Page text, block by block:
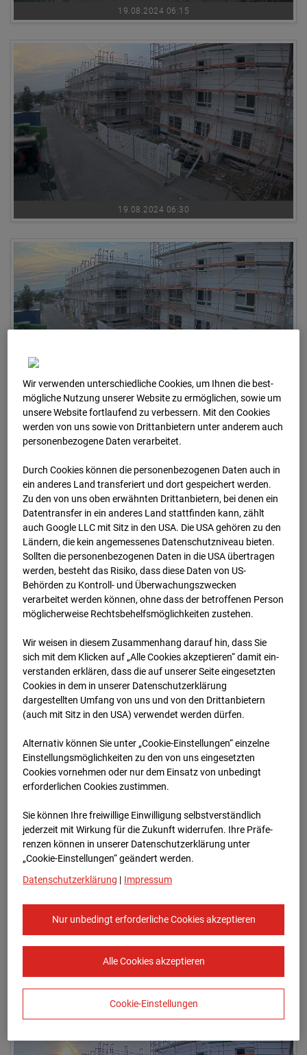
19.08.2024 06:15
19.08.2024 06:30
19.08.2024 06:45
19.08.2024 07:00
19.08.2024 07:30
Wir verwenden unterschiedliche Cookies, um Ihnen die best­
mögliche Nutzung unserer Website zu ermöglichen, sowie um
unsere Website fortlaufend zu verbessern. Mit den Cookies
werden von uns sowie von Drittanbietern unter anderem auch
personenbezogene Daten verarbeitet.
Durch Cookies können die personenbezogenen Daten auch in
ein anderes Land transferiert und dort gespeichert werden.
Zu den von uns oben erwähnten Drittanbietern, bei denen ein
Datentransfer in ein anderes Land stattfinden kann, zählt
auch Google LLC mit Sitz in den USA. Die USA gehören zu den
Ländern, die kein angemessenes Datenschutzniveau bieten.
Sollten die personenbezogenen Daten in die USA übertragen
werden, besteht das Risiko, dass diese Daten von US-
Behörden zu Kontroll- und Überwachungszwecken
verarbeitet werden können, ohne dass der betroffenen Person
möglicherweise Rechtsbehelfsmöglichkeiten zustehen.
Wir weisen in diesem Zusammenhang darauf hin, dass Sie
sich mit dem Klicken auf „Alle Cookies akzeptieren“ damit ein­
ver­standen erklären, dass die auf unserer Seite eingesetzten
Cookies in dem in unserer Datenschutzerklärung
dargestellten Umfang von uns und von den Drittanbietern
(auch mit Sitz in den USA) verwendet werden dürfen.
Alternativ können Sie unter „Cookie-Einstellungen“ einzelne
Einstellungsmöglichkeiten zu den von uns eingesetzten
Cookies vornehmen oder nur dem Einsatz von unbedingt
erforderlichen Cookies zustimmen.
Sie können Ihre freiwillige Einwilligung selbstverständlich
jederzeit mit Wirkung für die Zukunft widerrufen. Ihre Prä­fe­
renzen können in unserer Datenschutzerklärung unter
„Cookie-Einstellungen“ geändert werden.
Datenschutzerklärung | Impressum
Nur unbedingt erforderliche Cookies akzeptieren
Alle Cookies akzeptieren
Cookie-Einstellungen